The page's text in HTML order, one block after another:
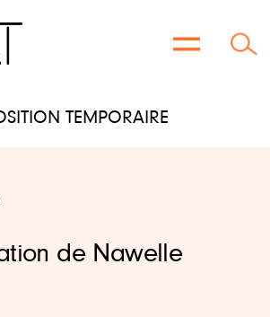
TEMPORAIRE
de Nawelle